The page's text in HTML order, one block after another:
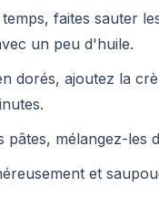
faites sauter
un peu d'huile.
dorés, ajoutez la
pâtes, mélangez-les
et